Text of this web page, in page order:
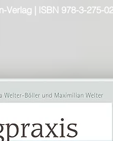
Verlag | ISBN 978-3-275-